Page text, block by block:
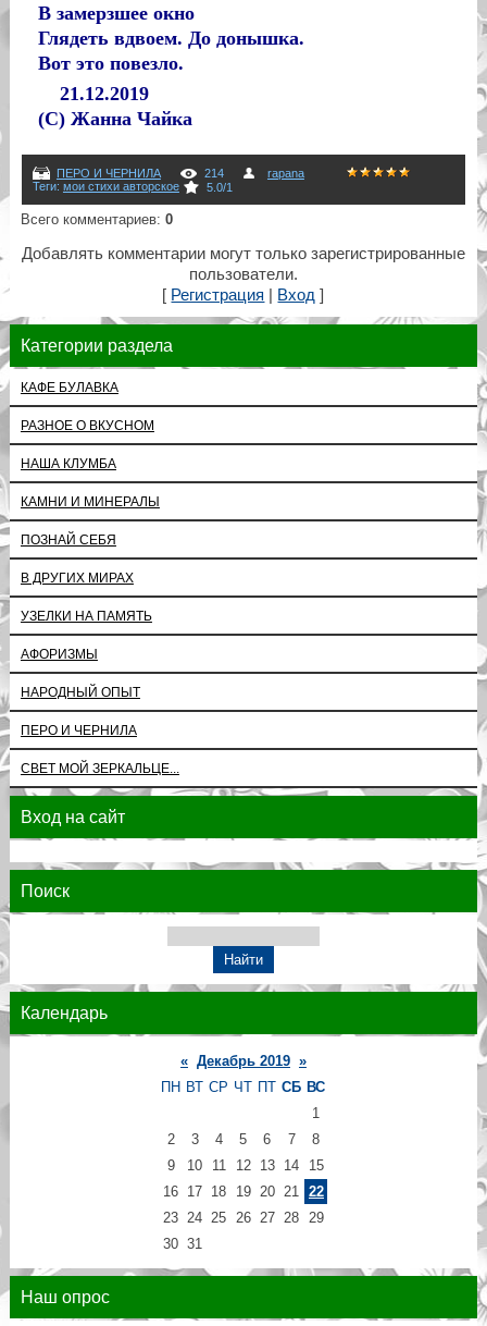
В замерзшее окно
Глядеть вдвоем. До донышка.
Вот это повезло.
21.12.2019
(С) Жанна Чайка
ПЕРО И ЧЕРНИЛА 214
rapana
Теги: мои стихи авторское 5.0/1
Всего комментариев: 0
Добавлять комментарии могут только зарегистрированные
пользователи.
[ Регистрация Вход ]
Категории раздела
КАФЕ БУЛАВКА
РАЗНОЕ О ВКУСНОМ
НАША КЛУМБА
КАМНИ И МИНЕРАЛЫ
ПОЗНАЙ СЕБЯ
В ДРУГИХ МИРАХ
УЗЕЛКИ НА ПАМЯТЬ
АФОРИЗМЫ
НАРОДНЫЙ ОПЫТ
ПЕРО И ЧЕРНИЛА
СВЕТ МОЙ ЗЕРКАЛЬЦЕ...
Вход на сайт
Поиск
Календарь
« Декабрь 2019 »
ПН ВТ СР ЧТ ПТ СБ ВС
1
2
3 4 5 6 7
8
9
10 11 12 13 14
15
16 17 18 19 20 21
22
23 24 25 26 27 28
29
30 31
Наш опрос